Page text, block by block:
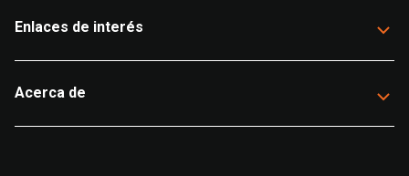
Enlaces de interés
Acerca de